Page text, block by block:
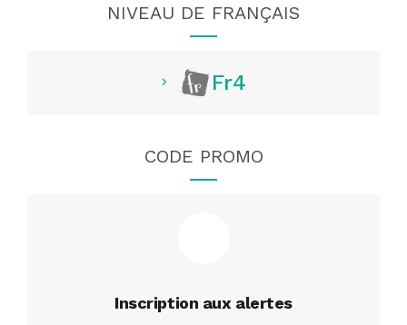
NIVEAU DE FRANÇAIS
Fr4
CODE PROMO
Inscription aux alertes